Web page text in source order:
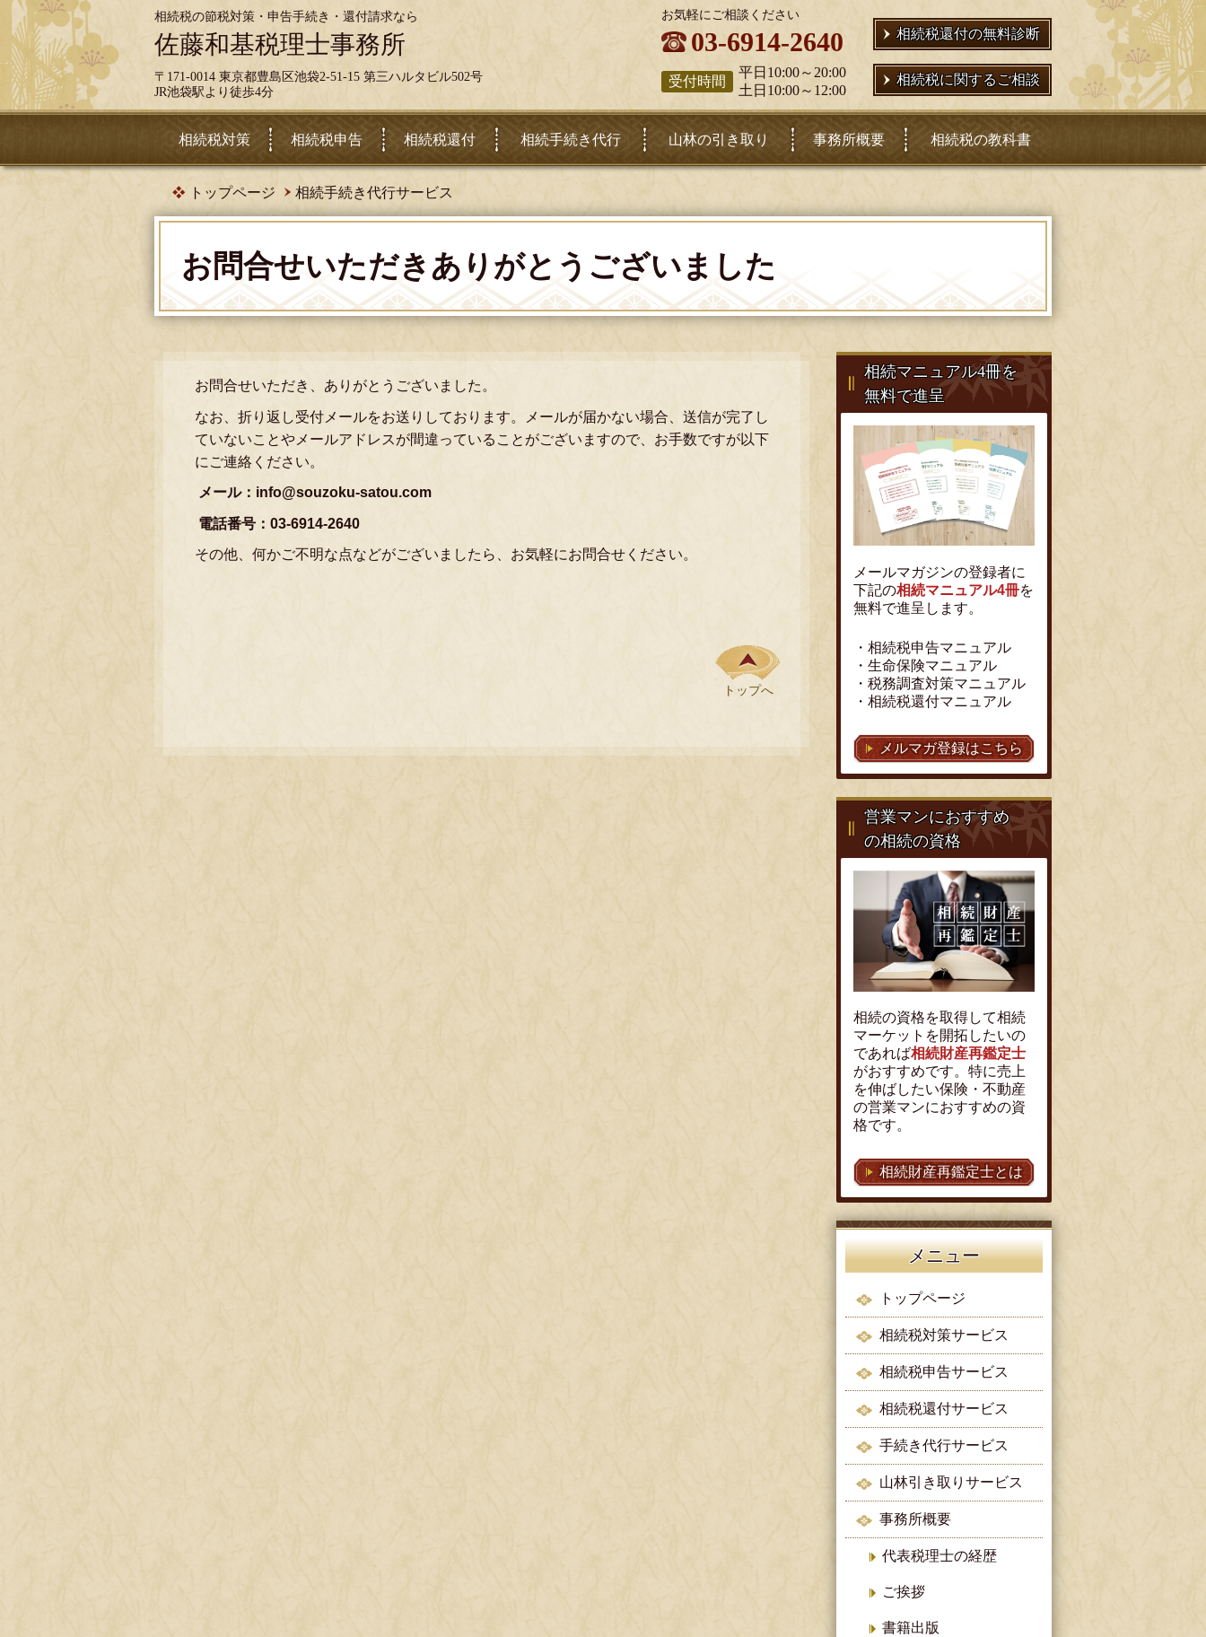
相続税の節税対策・申告手続き・還付請求なら
佐藤和基税理士事務所
〒171-0014 東京都豊島区池袋2-51-15 第三ハルタビル502号
JR池袋駅より徒歩4分
お気軽にご相談ください
03-6914-2640
受付時間
平日10:00～20:00
土日10:00～12:00
相続税還付の無料診断
相続税に関するご相談
相続税対策 相続税申告 相続税還付 相続手続き代行 山林の引き取り 事務所概要 相続税の教科書
トップページ 相続手続き代行サービス
お問合せいただきありがとうございました
お問合せいただき、ありがとうございました。
なお、折り返し受付メールをお送りしております。メールが届かない場合、送信が完了し
ていないことやメールアドレスが間違っていることがございますので、お手数ですが以下
にご連絡ください。
メール：info@souzoku-satou.com
電話番号：03-6914-2640
その他、何かご不明な点などがございましたら、お気軽にお問合せください。
トップへ
相続マニュアル4冊を
無料で進呈
メールマガジンの登録者に
下記の相続マニュアル4冊を
無料で進呈します。
・相続税申告マニュアル
・生命保険マニュアル
・税務調査対策マニュアル
・相続税還付マニュアル
メルマガ登録はこちら
営業マンにおすすめ
の相続の資格
相続の資格を取得して相続
マーケットを開拓したいの
であれば相続財産再鑑定士
がおすすめです。特に売上
を伸ばしたい保険・不動産
の営業マンにおすすめの資
格です。
相続財産再鑑定士とは
メニュー
トップページ
相続税対策サービス
相続税申告サービス
相続税還付サービス
手続き代行サービス
山林引き取りサービス
事務所概要
代表税理士の経歴
ご挨拶
書籍出版